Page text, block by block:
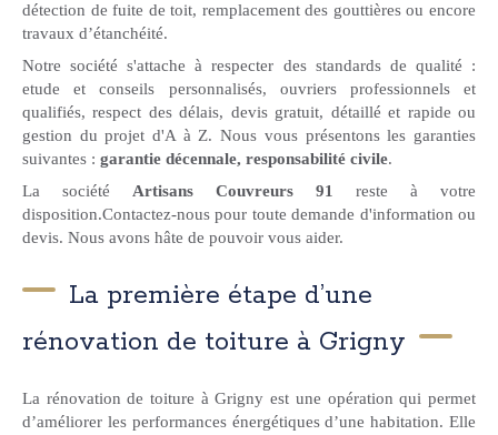
détection de fuite de toit, remplacement des gouttières ou encore
travaux d’étanchéité.
Notre société s'attache à respecter des standards de qualité :
etude et conseils personnalisés, ouvriers professionnels et
qualifiés, respect des délais, devis gratuit, détaillé et rapide ou
gestion du projet d'A à Z. Nous vous présentons les garanties
suivantes : garantie décennale, responsabilité civile.
La société Artisans Couvreurs 91
reste à votre
disposition.Contactez-nous pour toute demande d'information ou
devis. Nous avons hâte de pouvoir vous aider.
La première étape d’une
rénovation de toiture à Grigny
La rénovation de toiture à Grigny est une opération qui permet
d’améliorer les performances énergétiques d’une habitation. Elle